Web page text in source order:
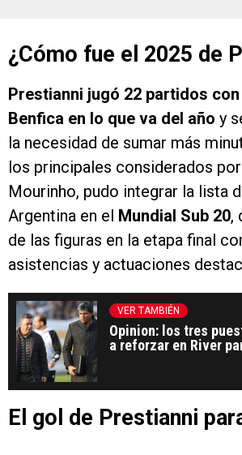
¿Cómo fue el 2025 de
Prestianni jugó 22 partidos
Benfica en lo que va del año y
la necesidad de sumar más
los principales considerados
Mourinho, pudo integrar la lista
Argentina en el Mundial Sub 20,
de las figuras en la etapa final
asistencias y actuaciones
VER TAMBIÉN
Opinion: los tres
a reforzar en River
El gol de Prestianni